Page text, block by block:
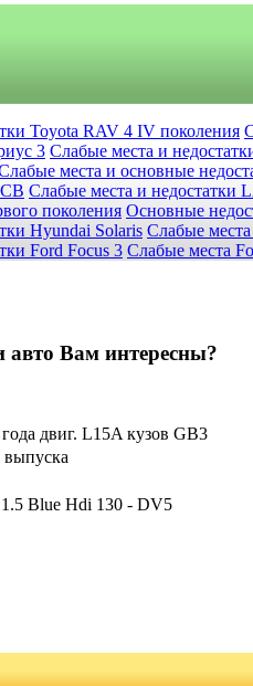
Слабые места и
места и основные
Слабые места и недостатки
Основные
Слабые
Слабые места
авто Вам интересны?
двиг. L15A кузов GB3
Blue Hdi 130 - DV5